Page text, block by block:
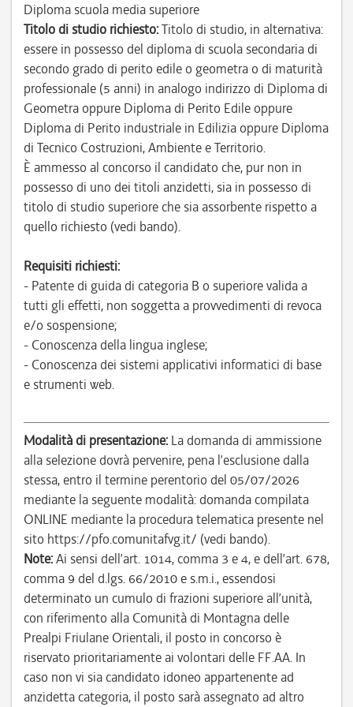
Diploma scuola media superiore
Titolo di studio richiesto:Titolo di studio, in alternativa:
essere in possesso del diploma di scuola secondaria di
secondo grado di perito edile o geometra o di maturità
professionale (5 anni) in analogo indirizzo di Diploma di
Geometra oppure Diploma di Perito Edile oppure
Diploma di Perito industriale in Edilizia oppure Diploma
di Tecnico Costruzioni, Ambiente e Territorio.
È ammesso al concorso il candidato che, pur non in
possesso di uno dei titoli anzidetti, sia in possesso di
titolo di studio superiore che sia assorbente rispetto a
quello richiesto (vedi bando).
Requisiti richiesti:
- Patente di guida di categoria B o superiore valida a
tutti gli effetti, non soggetta a provvedimenti di revoca
e/o sospensione;
- Conoscenza della lingua inglese;
- Conoscenza dei sistemi applicativi informatici di base
e strumenti web.
Modalità di presentazione: La domanda di ammissione
alla selezione dovrà pervenire, pena l’esclusione dalla
stessa, entro il termine perentorio del 05/07/2026
mediante la seguente modalità: domanda compilata
ONLINE mediante la procedura telematica presente nel
sito https://pfo.comunitafvg.it/ (vedi bando).
Note:Ai sensi dell’art. 1014, comma 3 e 4, e dell’art. 678,
comma 9 del d.lgs. 66/2010 e s.m.i., essendosi
determinato un cumulo di frazioni superiore all’unità,
con riferimento alla Comunità di Montagna delle
Prealpi Friulane Orientali, il posto in concorso è
riservato prioritariamente ai volontari delle FF.AA. In
caso non vi sia candidato idoneo appartenente ad
anzidetta categoria, il posto sarà assegnato ad altro